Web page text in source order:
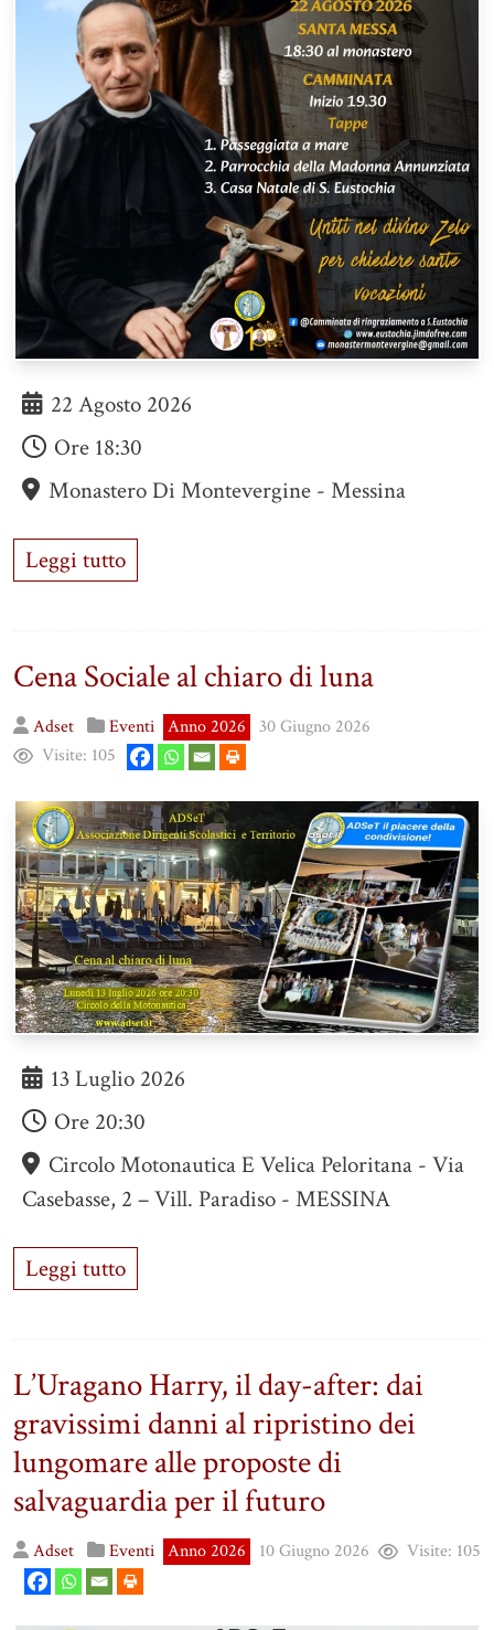
22 Agosto 2026
Ore 18:30
Monastero Di Montevergine - Messina
Leggi tutto
Cena Sociale al chiaro di luna
Adset Eventi Anno 2026
30 Giugno 2026
Visite: 105
13 Luglio 2026
Ore 20:30
Circolo Motonautica E Velica Peloritana - Via
Casebasse, 2 – Vill. Paradiso - MESSINA
Leggi tutto
L’Uragano Harry, il day-after: dai
gravissimi danni al ripristino dei
lungomare alle proposte di
salvaguardia per il futuro
Adset Eventi Anno 2026 10 Giugno 2026 Visite: 105